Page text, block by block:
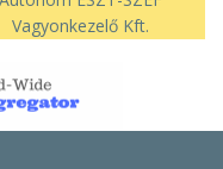
Vagyonkezelő Kft.